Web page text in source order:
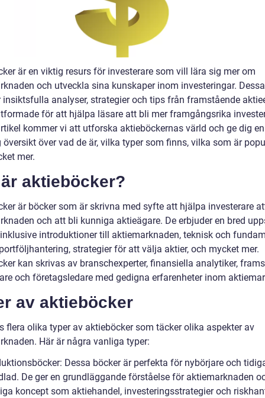
är en viktig resurs för investerare som vill lära sig mer om
och utveckla sina kunskaper inom investeringar.
insiktsfulla analyser, strategier och tips från framstående
för att hjälpa läsare att bli mer framgångsrika
kommer vi att utforska aktieböckernas värld och ge dig en
översikt över vad de är, vilka typer som finns, vilka som är
mer.
aktieböcker?
är böcker som är skrivna med syfte att hjälpa investerare
och att bli kunniga aktieägare. De erbjuder en bred
introduktioner till aktiemarknaden, teknisk och
strategier för att välja aktier, och mycket mer.
kan skrivas av branschexperter, finansiella analytiker,
och företagsledare med gedigna erfarenheter inom
av aktieböcker
flera olika typer av aktieböcker som täcker olika aspekter av
Här är några vanliga typer:
Dessa böcker är perfekta för nybörjare och
De ger en grundläggande förståelse för aktiemarknaden
koncept som aktiehandel, investeringsstrategier och